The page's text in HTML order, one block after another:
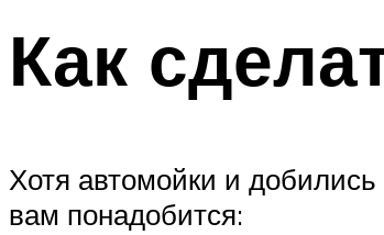
Как
Хотя автомойки и
вам понадобится: